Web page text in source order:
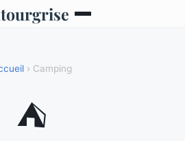
› Camping
⛺